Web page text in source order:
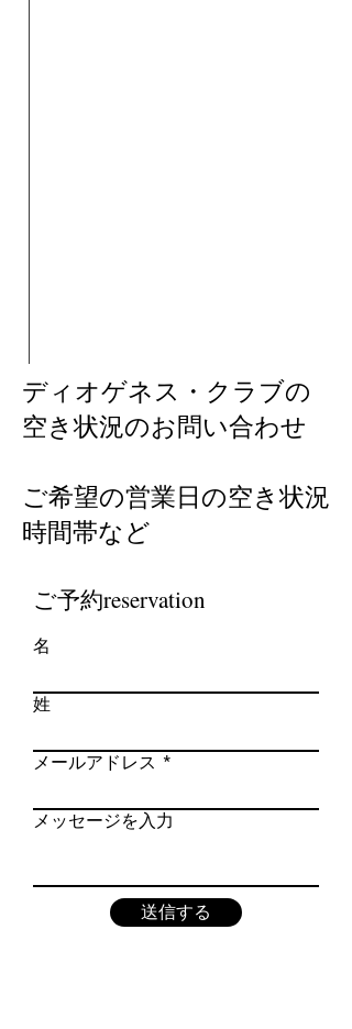
ディオゲネス・クラブの
空き状況のお問い合わせ
ご希望の営業日の空き状況
時間帯など
​ご予約reservation
名
姓
メールアドレス
メッセージを入力
送信する